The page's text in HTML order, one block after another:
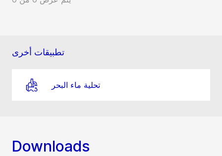
تطبيقات أخرى
تحلية ماء البحر
Downloads